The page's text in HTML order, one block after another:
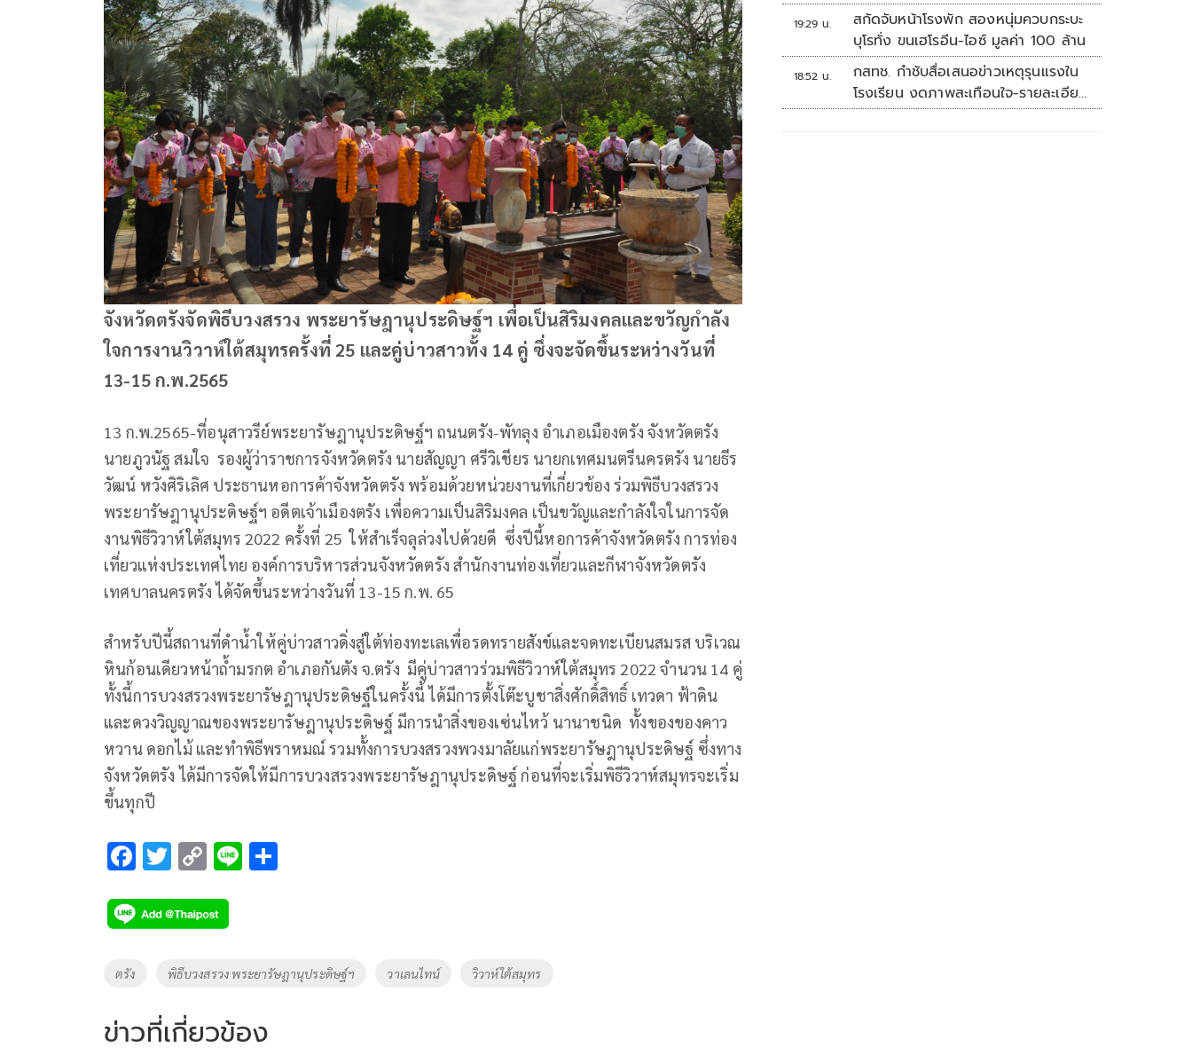
จังหวัดตรังจัดพิธีบวงสรวง พระยารัษฎานุประดิษฐ์ฯ เพื่อเป็นสิริมงคลและขวัญกำลัง
ใจการงานวิวาห์ใต้สมุทรครั้งที่ 25 และคู่บ่าวสาวทั้ง 14 คู่ ซึ่งจะจัดขึ้นระหว่างวันที่
13-15 ก.พ.2565
13 ก.พ.2565-ที่อนุสาวรีย์พระยารัษฎานุประดิษฐ์ฯ ถนนตรัง-พัทลุง อำเภอเมืองตรัง จังหวัดตรัง
นายภูวนัฐ สมใจ รองผู้ว่าราชการจังหวัดตรัง นายสัญญา ศรีวิเชียร นายกเทศมนตรีนครตรัง นายธีร
วัฒน์ หวังศิริเลิศ ประธานหอการค้าจังหวัดตรัง พร้อมด้วยหน่วยงานที่เกี่ยวข้อง ร่วมพิธีบวงสรวง
พระยารัษฎานุประดิษฐ์ฯ อดีตเจ้าเมืองตรัง เพื่อความเป็นสิริมงคล เป็นขวัญและกำลังใจในการจัด
งานพิธีวิวาห์ใต้สมุทร 2022 ครั้งที่ 25 ให้สำเร็จลุล่วงไปด้วยดี ซึ่งปีนี้หอการค้าจังหวัดตรัง การท่อง
เที่ยวแห่งประเทศไทย องค์การบริหารส่วนจังหวัดตรัง สำนักงานท่องเที่ยวและกีฬาจังหวัดตรัง
เทศบาลนครตรัง ได้จัดขึ้นระหว่างวันที่ 13-15 ก.พ. 65
สำหรับปีนี้สถานที่ดำน้ำให้คู่บ่าวสาวดิ่งสู่ใต้ท่องทะเลเพื่อรดทรายสังข์และจดทะเบียนสมรส บริเวณ
หินก้อนเดียวหน้าถ้ำมรกต อำเภอกันตัง จ.ตรัง มีคู่บ่าวสาวร่วมพิธีวิวาห์ใต้สมุทร 2022 จำนวน 14 คู่
ทั้งนี้การบวงสรวงพระยารัษฎานุประดิษฐ์ในครั้งนี้ ได้มีการตั้งโต๊ะบูชาสิ่งศักดิ์สิทธิ์ เทวดา ฟ้าดิน
และดวงวิญญาณของพระยารัษฎานุประดิษฐ์ มีการนำสิ่งของเซ่นไหว้ นานาชนิด ทั้งของของคาว
หวาน ดอกไม้ และทำพิธีพราหมณ์ รวมทั้งการบวงสรวงพวงมาลัยแก่พระยารัษฎานุประดิษฐ์ ซึ่งทาง
จังหวัดตรัง ได้มีการจัดให้มีการบวงสรวงพระยารัษฎานุประดิษฐ์ ก่อนที่จะเริ่มพิธีวิวาห์สมุทรจะเริ่ม
ขึ้นทุกปี
F
e
b
k
T
tt
er
C
p
y
Li
k
Li
Tags
ตรัง พิธีบวงสรวง พระยารัษฎานุประดิษฐ์ฯ วาเลนไทน์ วิวาห์ใต้สมุทร
ข่าวที่เกี่ยวข้อง
19:29 น.
สกัดจับหน้าโรงพัก สองหนุ่มควบกระบะ
บุโรทั่ง ขนเฮโรอีน-ไอซ์ มูลค่า 100 ล้าน
18:52 น.
กสทช. กำชับสื่อเสนอข่าวเหตุรุนแรงใน
โรงเรียน งดภาพสะเทือนใจ-รายละเอียด
เสี่ยงเลียนแบบ